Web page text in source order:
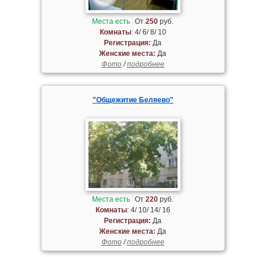
Места есть От250 руб.
Комнаты: 4/ 6/ 8/ 10
Регистрация: Да
Женские места: Да
Фото/подробнее
"Общежитие Беляево"
Места есть От220 руб.
Комнаты: 4/ 10/ 14/ 16
Регистрация: Да
Женские места: Да
Фото/подробнее